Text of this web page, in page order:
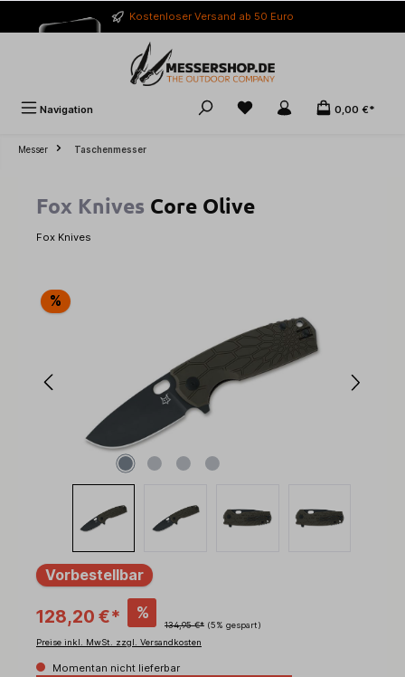
Kostenloser Versand ab 50 Euro
Navigation 0,00 €*
Messer Taschenmesser
Fox Knives Core Olive
Fox Knives
Bildergalerie überspringen
%
Vorbestellbar
128,20 €* %
134,95 €* (5% gespart)
Preise inkl. MwSt. zzgl. Versandkosten
Momentan nicht lieferbar